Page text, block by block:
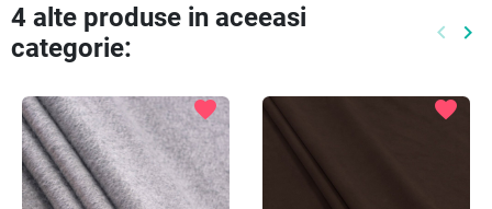
4 alte produse in aceeasi
categorie:
keyboard_arrow_left keyboard_arrow_right
favorite favorite